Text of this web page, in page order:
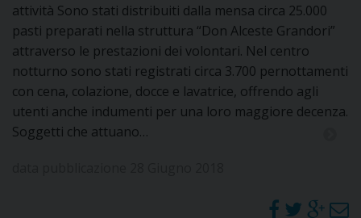
attività Sono stati distribuiti dalla mensa circa 25.000
pasti preparati nella struttura “Don Alceste Grandori”
attraverso le prestazioni dei volontari. Nel centro
notturno sono stati registrati circa 3.700 pernottamenti
con cena, colazione, docce e lavatrice, offrendo agli
utenti anche indumenti per una loro maggiore decenza.
Soggetti che attuano…